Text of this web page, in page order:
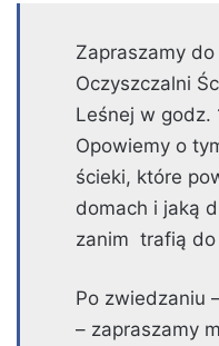
Zapraszamy
Oczyszczalni
Leśnej w godz.
Opowiemy o
ścieki, które
domach i jaką
zanim trafią do
Po zwiedzaniu
– zapraszamy